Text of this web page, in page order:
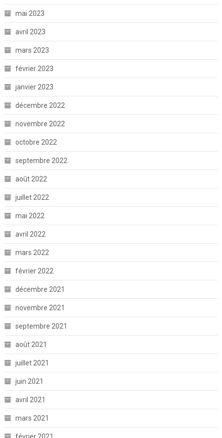
mai 2023
avril 2023
mars 2023
février 2023
janvier 2023
décembre 2022
novembre 2022
octobre 2022
septembre 2022
août 2022
juillet 2022
mai 2022
avril 2022
mars 2022
février 2022
décembre 2021
novembre 2021
septembre 2021
août 2021
juillet 2021
juin 2021
avril 2021
mars 2021